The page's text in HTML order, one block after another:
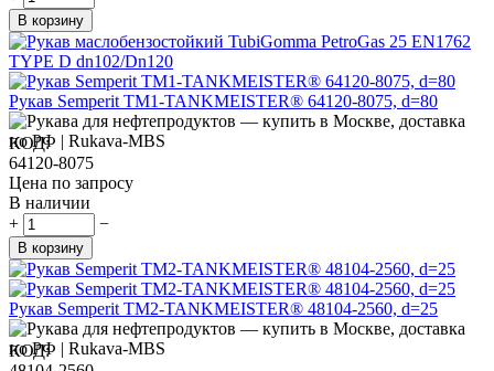
В корзину
Рукав Semperit TM1-TANKMEISTER® 64120-8075, d=80
КОД:
64120-8075
Цена по запросу
В наличии
+
−
В корзину
Рукав Semperit TM2-TANKMEISTER® 48104-2560, d=25
КОД: